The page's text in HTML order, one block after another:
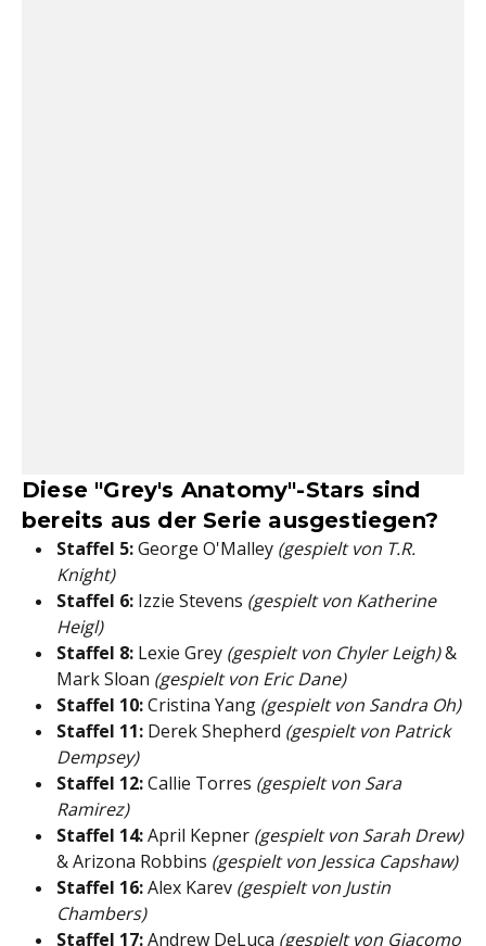
Diese "Grey's Anatomy"-Stars sind
bereits aus der Serie ausgestiegen?
Staffel 5:George O'Malley (gespielt von T.R.
Knight)
Staffel 6: Izzie Stevens (gespielt von Katherine
Heigl)
Staffel 8: Lexie Grey (gespielt von Chyler Leigh)&
Mark Sloan (gespielt von Eric Dane)
Staffel 10:Cristina Yang (gespielt von Sandra Oh)
Staffel 11: Derek Shepherd (gespielt von Patrick
Dempsey)
Staffel 12:Callie Torres (gespielt von Sara
Ramirez)
Staffel 14:April Kepner (gespielt von Sarah Drew)
& Arizona Robbins (gespielt von Jessica Capshaw)
Staffel 16:Alex Karev (gespielt von Justin
Chambers)
Staffel 17:Andrew DeLuca (gespielt von Giacomo